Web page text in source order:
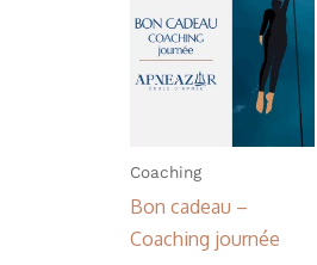
Coaching
Bon cadeau –
Coaching journée